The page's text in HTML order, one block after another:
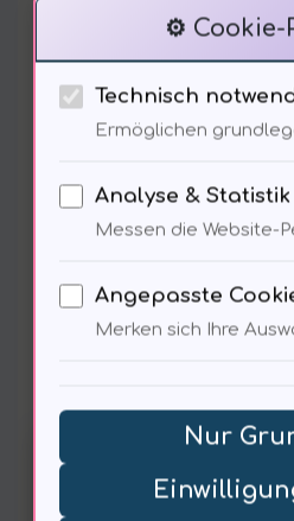
machtlos sind.
können.
Soziale
⚙️ Cookie-
Technisch
Ermöglichen
Analyse & Statistik
Messen die Website-
Angepasste
Merken sich Ihre
Nur